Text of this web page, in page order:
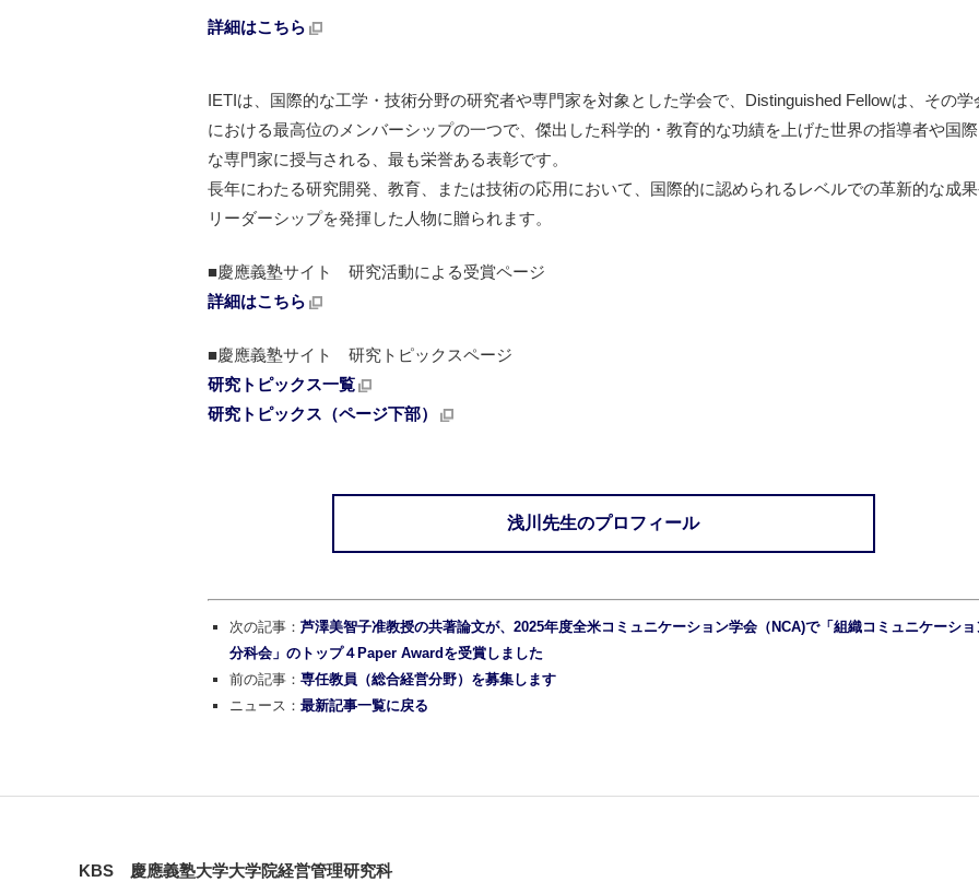
詳細はこちら
IETIは、国際的な工学・技術分野の研究者や専門家を対象とした学会で、Distinguished Fellowは、その学
における最高位のメンバーシップの一つで、傑出した科学的・教育的な功績を上げた世界の指導者や国
な専門家に授与される、最も栄誉ある表彰です。
長年にわたる研究開発、教育、または技術の応用において、国際的に認められるレベルでの革新的な成
リーダーシップを発揮した人物に贈られます。
■慶應義塾サイト 研究活動による受賞ページ
詳細はこちら
■慶應義塾サイト 研究トピックスページ
研究トピックス一覧
研究トピックス（ページ下部）
浅川先生のプロフィール
次の記事： 芦澤美智子准教授の共著論文が、2025年度全米コミュニケーション学会（NCA)で「組織コミュニケーショ
分科会」のトップ４Paper Awardを受賞しました
前の記事： 専任教員（総合経営分野）を募集します
ニュース： 最新記事一覧に戻る
KBS 慶應義塾大学大学院経営管理研究科